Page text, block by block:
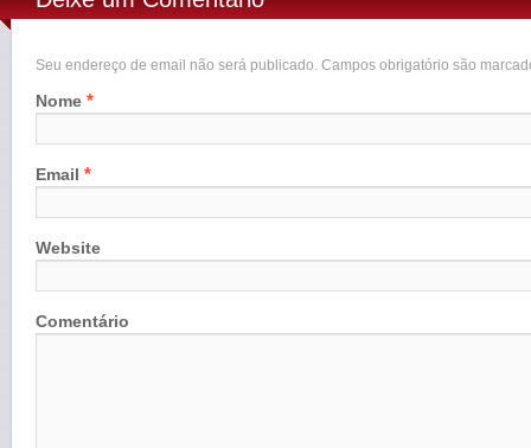
Seu endereço de email não será publicado. Campos obrigatório são
Nome *
Email *
Website
Comentário